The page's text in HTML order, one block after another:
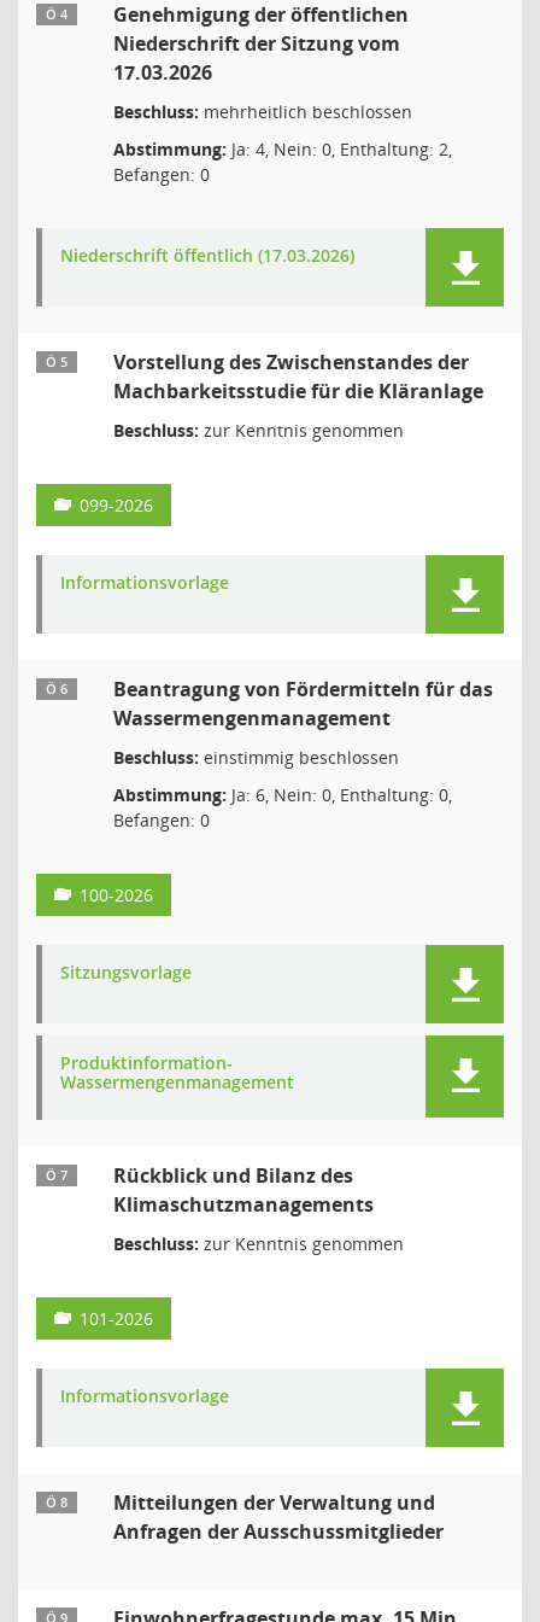
Ö 4
Genehmigung der öffentlichen
Niederschrift der Sitzung vom
17.03.2026
Beschluss: mehrheitlich beschlossen
Abstimmung: Ja: 4, Nein: 0, Enthaltung: 2,
Befangen: 0
Niederschrift öffentlich (17.03.2026)
Ö 5
Vorstellung des Zwischenstandes der
Machbarkeitsstudie für die Kläranlage
Beschluss: zur Kenntnis genommen
099-2026
Informationsvorlage
Ö 6
Beantragung von Fördermitteln für das
Wassermengenmanagement
Beschluss: einstimmig beschlossen
Abstimmung: Ja: 6, Nein: 0, Enthaltung: 0,
Befangen: 0
100-2026
Sitzungsvorlage
Produktinformation-
Wassermengenmanagement
Ö 7
Rückblick und Bilanz des
Klimaschutzmanagements
Beschluss: zur Kenntnis genommen
101-2026
Informationsvorlage
Ö 8
Mitteilungen der Verwaltung und
Anfragen der Ausschussmitglieder
Ö 9